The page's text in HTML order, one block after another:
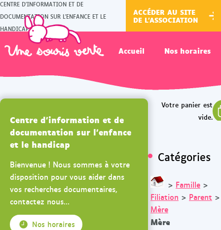
CENTRE D'INFORMATION ET DE
DOCUMENTATION SUR L'ENFANCE ET LE
HANDICAP
ACCÉDER AU SITE
DE L'ASSOCIATION
Accueil Nos horaires
Catégories
> Famille >
Filiation > Parent >
Mère
Mère
Centre d'information et de
documentation sur l'enfance
et le handicap
Bienvenue ! Nous sommes à votre
disposition pour vous aider dans
vos recherches documentaires,
contactez nous...
Nos horaires